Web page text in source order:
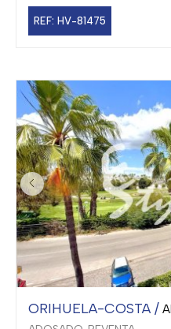
REF: HV-81475
ORIHUELA-COSTA /